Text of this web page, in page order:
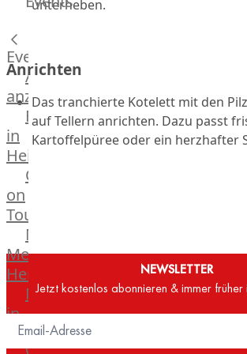
Hardware
Küchenhelfer
Grillgeräte
Beefer®
Gasgrills
Big
Green
Egg
Grill
Nesmuk
Berkel
Dry
Aging
Schrank
Bücher
Poster
Events
Alle
anzeigen
Fleischkompetenz
in
Heinsberg
OTTO
on
Tour
Männer
Metzger
Heinsberg
Markthalle
in
Mönchengladbach
unterheben.
Anrichten
Das tranchierte Kotelett mit den
auf Tellern anrichten. Dazu passt
Kartoffelpüree oder ein herzhafter
NEWSLETTER
Jetzt kostenlos abonnieren & immer früher